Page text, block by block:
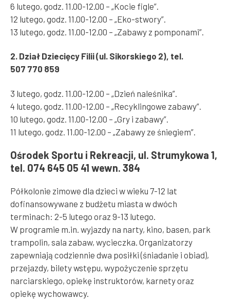
6 lutego, godz. 11.00-12.00 – „Kocie figle”.
12 lutego, godz. 11.00-12.00 – „Eko-stwory”.
13 lutego, godz. 11.00-12.00 – „Zabawy z pomponami”.
2. Dział Dziecięcy Filii (ul. Sikorskiego 2), tel.
507 770 859
3 lutego, godz. 11.00-12.00 – „Dzień naleśnika”.
4 lutego, godz. 11.00-12.00 – „Recyklingowe zabawy”.
10 lutego, godz. 11.00-12.00 – „Gry i zabawy”.
11 lutego, godz. 11.00-12.00 – „Zabawy ze śniegiem”.
Ośrodek Sportu i Rekreacji, ul. Strumykowa 1,
tel. 074 645 05 41 wewn. 384
Półkolonie zimowe dla dzieci w wieku 7-12 lat
dofinansowywane z budżetu miasta w dwóch
terminach: 2-5 lutego oraz 9-13 lutego.
W programie m.in. wyjazdy na narty, kino, basen, park
trampolin, sala zabaw, wycieczka. Organizatorzy
zapewniają codziennie dwa posiłki (śniadanie i obiad),
przejazdy, bilety wstępu, wypożyczenie sprzętu
narciarskiego, opiekę instruktorów, karnety oraz
opiekę wychowawcy.